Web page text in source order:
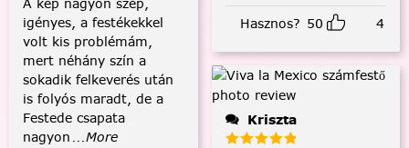
igényes, a festékekkel
volt kis problémám,
mert néhány szín a
sokadik felkeverés után
is folyós maradt, de a
Festede csapata
nagyon ...More
Hasznos? 50 4
Kriszta